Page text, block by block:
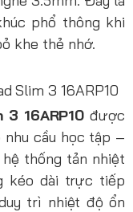
phổ thông khi
khe thẻ nhớ.
Slim 3 16ARP10
3 16ARP10 được
cầu học tập –
thống tản nhiệt
kéo dài trực tiếp
trì nhiệt độ ổn